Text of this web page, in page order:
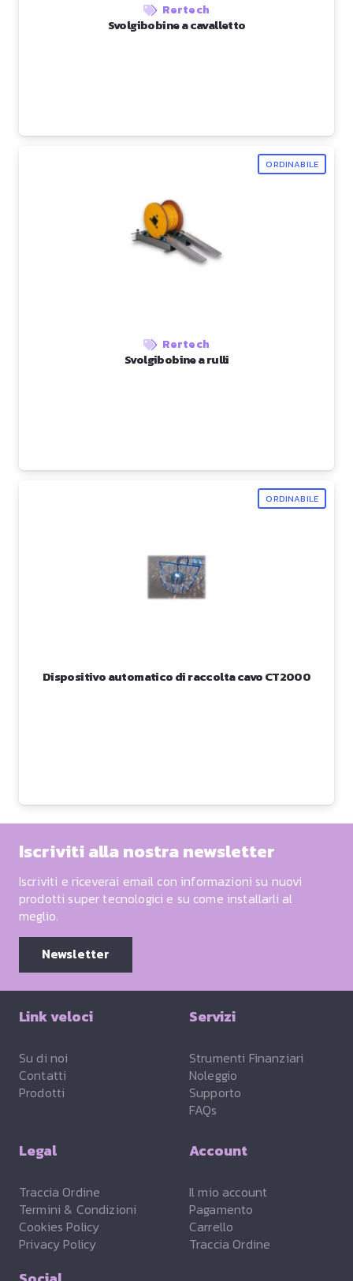
Rertech
Svolgibobine a cavalletto
ORDINABILE
Rertech
Svolgibobine a rulli
ORDINABILE
Dispositivo automatico di raccolta cavo CT2000
Iscriviti alla nostra newsletter
Iscriviti e riceverai email con informazioni su nuovi
prodotti super tecnologici e su come installarli al
meglio.
Newsletter
Link veloci
Su di noi
Contatti
Prodotti
Servizi
Strumenti Finanziari
Noleggio
Supporto
FAQs
Legal
Traccia Ordine
Termini & Condizioni
Cookies Policy
Privacy Policy
Account
Il mio account
Pagamento
Carrello
Traccia Ordine